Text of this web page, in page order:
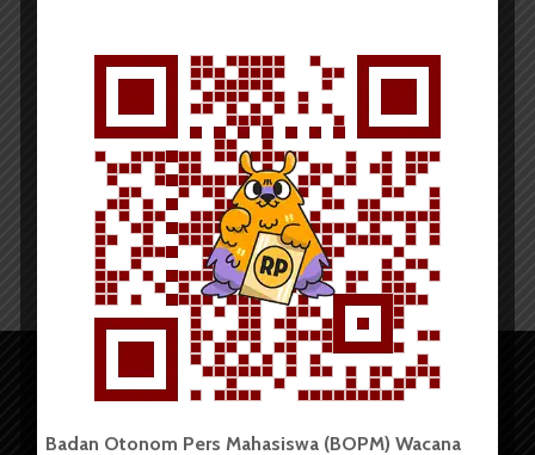
Kelompok Studi Pasar Modal
USU Adakan Rekrutmen...
Redaksi 18 Mei 2024 2 menit waktu baca
Badan Otonom Pers Mahasiswa (BOPM) Wacana